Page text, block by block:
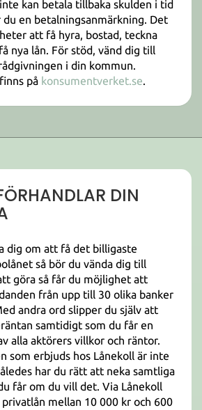
kan betala tillbaka skulden i tid
du en betalningsanmärkning. Det
att få hyra, bostad, teckna
nya lån. För stöd, vänd dig till
i din kommun.
på konsumentverket.se.
DIN
dig om att få det billigaste
så bör du vända dig till
göra så får du möjlighet att
från upp till 30 olika banker
andra ord slipper du själv att
samtidigt som du får en
alla aktörers villkor och räntor.
som erbjuds hos Lånekoll är inte
har du rätt att neka samtliga
får om du vill det. Via Lånekoll
privatlån mellan 10 000 kr och 600